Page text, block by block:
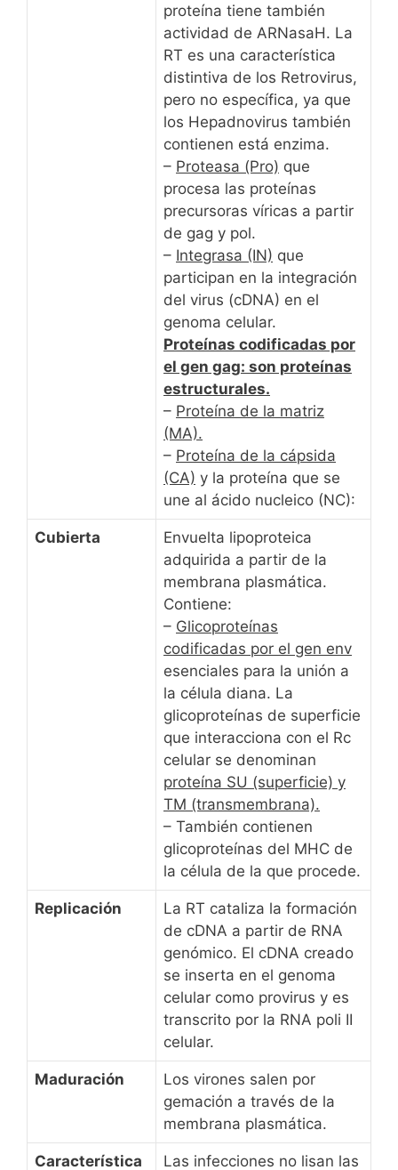
proteína tiene también
actividad de ARNasaH. La
RT es una característica
distintiva de los Retrovirus,
pero no específica, ya que
los Hepadnovirus también
contienen está enzima.
– Proteasa (Pro) que
procesa las proteínas
precursoras víricas a partir
de gag y pol.
– Integrasa (IN) que
participan en la integración
del virus (cDNA) en el
genoma celular.
Proteínas codificadas por
el gen gag: son proteínas
estructurales.
– Proteína de la matriz
(MA).
– Proteína de la cápsida
(CA) y la proteína que se
une al ácido nucleico (NC):
Cubierta
Envuelta lipoproteica
adquirida a partir de la
membrana plasmática.
Contiene:
– Glicoproteínas
codificadas por el gen env
esenciales para la unión a
la célula diana. La
glicoproteínas de superficie
que interacciona con el Rc
celular se denominan
proteína SU (superficie) y
TM (transmembrana).
– También contienen
glicoproteínas del MHC de
la célula de la que procede.
Replicación
La RT cataliza la formación
de cDNA a partir de RNA
genómico. El cDNA creado
se inserta en el genoma
celular como provirus y es
transcrito por la RNA poli II
celular.
Maduración
Los virones salen por
gemación a través de la
membrana plasmática.
Característica
Las infecciones no lisan las